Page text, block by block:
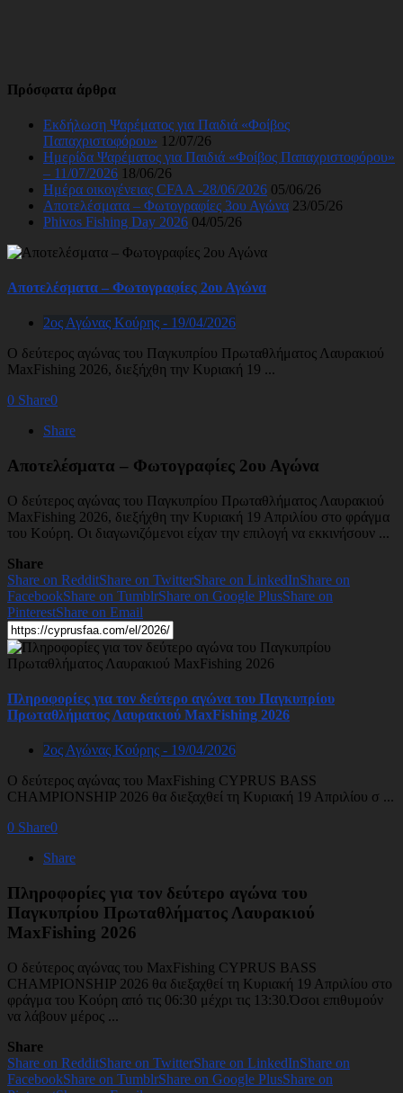
Πρόσφατα άρθρα
Εκδήλωση Ψαρέματος για Παιδιά «Φοίβος
Παπαχριστοφόρου» 12/07/26
Ημερίδα Ψαρέματος για Παιδιά «Φοίβος Παπαχριστοφόρου»
– 11/07/2026 18/06/26
Ημέρα οικογένειας CFAA -28/06/2026 05/06/26
Αποτελέσματα – Φωτογραφίες 3ου Αγώνα 23/05/26
Phivos Fishing Day 2026 04/05/26
Αποτελέσματα – Φωτογραφίες 2ου Αγώνα
2ος Αγώνας Κούρης - 19/04/2026
Ο δεύτερος αγώνας του Παγκυπρίου Πρωταθλήματος Λαυρακιού
MaxFishing 2026, διεξήχθη την Κυριακή 19 ...
0 Share0
Share
Αποτελέσματα – Φωτογραφίες 2ου Αγώνα
Ο δεύτερος αγώνας του Παγκυπρίου Πρωταθλήματος Λαυρακιού
MaxFishing 2026, διεξήχθη την Κυριακή 19 Απριλίου στο φράγμα
του Κούρη. Οι διαγωνιζόμενοι είχαν την επιλογή να εκκινήσουν ...
Share
Share on RedditShare on TwitterShare on LinkedInShare on
FacebookShare on TumblrShare on Google PlusShare on
PinterestShare on Email
Πληροφορίες για τον δεύτερο αγώνα του Παγκυπρίου
Πρωταθλήματος Λαυρακιού MaxFishing 2026
2ος Αγώνας Κούρης - 19/04/2026
Ο δεύτερος αγώνας του MaxFishing CYPRUS BASS
CHAMPIONSHIP 2026 θα διεξαχθεί τη Κυριακή 19 Απριλίου σ ...
0 Share0
Share
Πληροφορίες για τον δεύτερο αγώνα του
Παγκυπρίου Πρωταθλήματος Λαυρακιού
MaxFishing 2026
Ο δεύτερος αγώνας του MaxFishing CYPRUS BASS
CHAMPIONSHIP 2026 θα διεξαχθεί τη Κυριακή 19 Απριλίου στο
φράγμα του Κούρη από τις 06:30 μέχρι τις 13:30.Όσοι επιθυμούν
να λάβουν μέρος ...
Share
Share on RedditShare on TwitterShare on LinkedInShare on
FacebookShare on TumblrShare on Google PlusShare on